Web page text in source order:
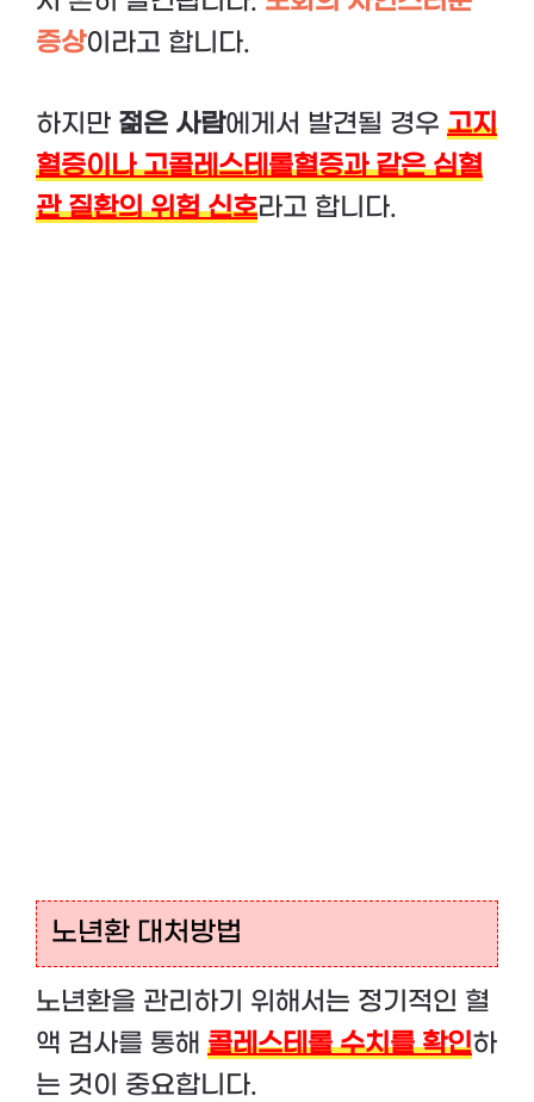
증상이라고 합니다.
하지만 젊은 사람에게서 발견될 경우 고지
혈증이나 고콜레스테롤혈증과 같은 심혈
관 질환의 위험 신호라고 합니다.
노년환 대처방법
노년환을 관리하기 위해서는 정기적인 혈
액 검사를 통해 콜레스테롤 수치를 확인하
는 것이 중요합니다.